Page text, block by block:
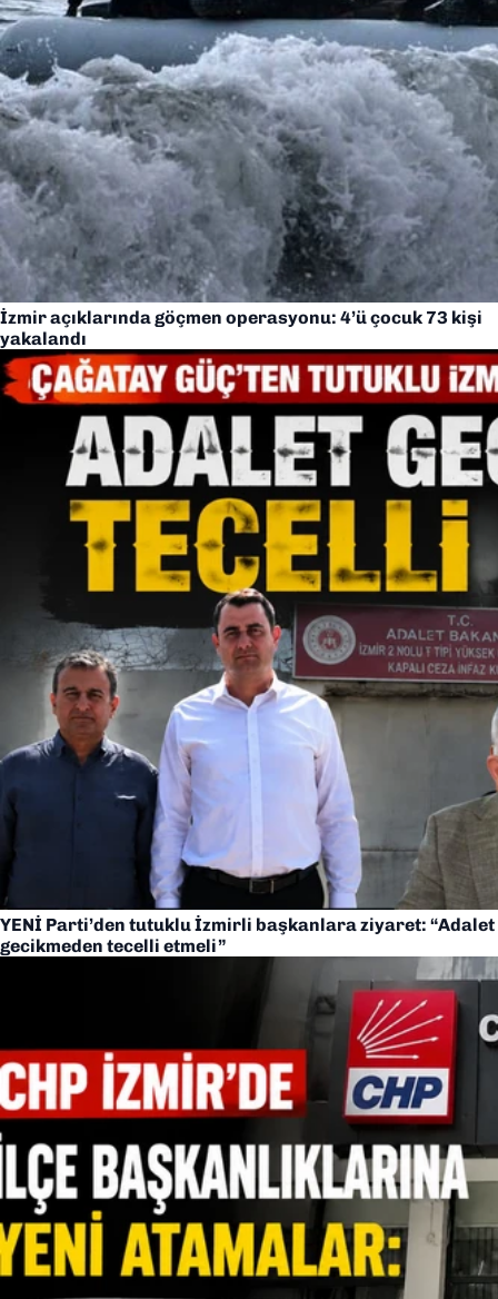
İzmir açıklarında göçmen operasyonu: 4’ü çocuk 73 kişi
yakalandı
YENİ Parti’den tutuklu İzmirli başkanlara ziyaret: “Adalet
gecikmeden tecelli etmeli”